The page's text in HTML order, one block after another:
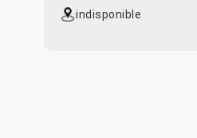
indisponible